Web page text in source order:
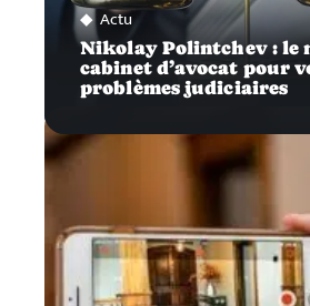
Actu
Nikolay Polintchev : le
cabinet d’avocat pour
problèmes judiciaires